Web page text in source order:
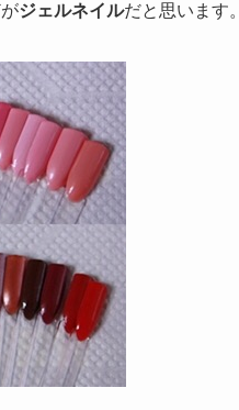
ジェルネイルだと思います。